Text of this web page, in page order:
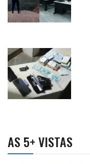
AS 5+ VISTAS